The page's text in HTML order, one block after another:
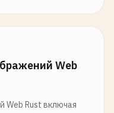
Web
Web Rust включая